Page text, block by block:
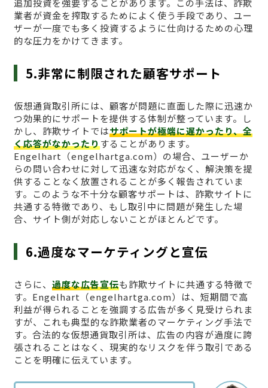
追加投資を強要することがあります。この手法は、詐欺
業者が資金を搾取するためによく使う手段であり、ユー
ザーが一度でも多く投資するように仕向けるための心理
的な圧力をかけてきます。
5.非常に制限された顧客サポート
仮想通貨取引所には、顧客が問題に直面した際に迅速か
つ効果的にサポートを提供する体制が整っています。し
かし、詐欺サイトではサポートが極端に遅かったり、全
く応答がなかったりすることがあります。
Engelhart（engelhartga.com）の場合、ユーザーか
らの問い合わせに対して迅速な対応がなく、解決策を提
供することなく放置されることが多く報告されていま
す。このような不十分な顧客サポートは、詐欺サイトに
共通する特徴であり、もし取引中に問題が発生した場
合、サイト側が対応しないことがほとんどです。
6.過度なマーケティングと宣伝
さらに、 過度な広告宣伝も詐欺サイトに共通する特徴で
す。Engelhart（engelhartga.com）は、短期間で高
利益が得られることを強調する広告が多く見受けられま
すが、これも典型的な詐欺業者のマーケティング手法で
す。合法的な仮想通貨取引所は、広告の内容が過度に誇
張されることはなく、現実的なリスクを伴う取引である
ことを明確に伝えています。